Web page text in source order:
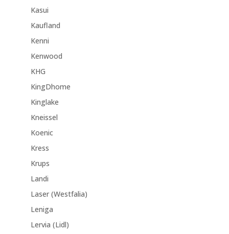
Kasui
Kaufland
Kenni
Kenwood
KHG
KingDhome
Kinglake
Kneissel
Koenic
Kress
Krups
Landi
Laser (Westfalia)
Leniga
Lervia (Lidl)